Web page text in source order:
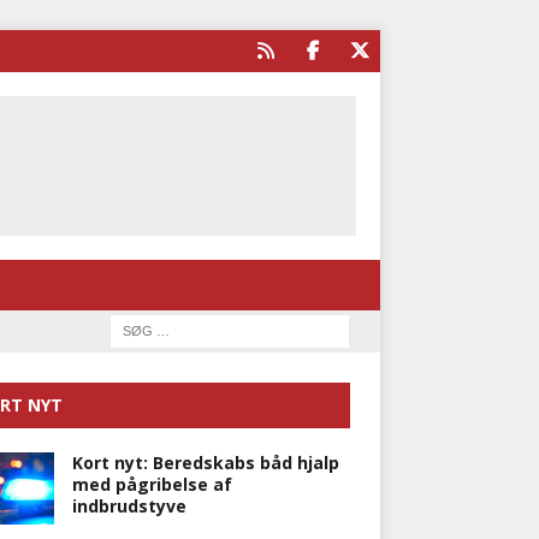
NYT
Kort nyt: Beredskabs båd hjalp
med pågribelse af
indbrudstyve